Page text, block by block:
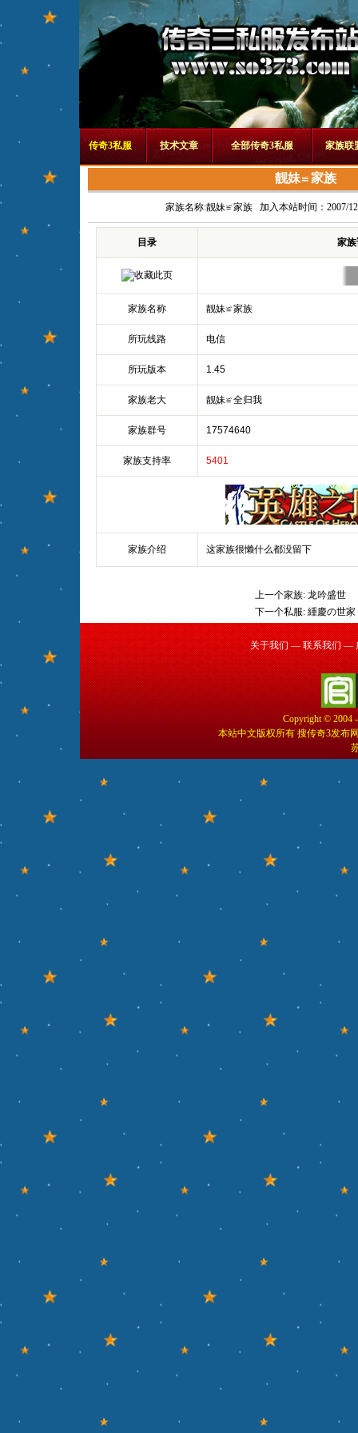
传奇3私服 技术文章 全部传奇3私服 家族联
靓妹≌家族
家族名称:靓妹≌家族加入本站时间：2007/
目录 家
家族名称 靓妹≌家族
所玩线路 电信
所玩版本 1.45
家族老大 靓妹≌全归我
家族群号 17574640
家族支持率 5401
家族介绍 这家族很懒什么都没留下
上一个家族: 龙吟盛世
下一个私服: 緟慶の世家
关于我们 — 联系我们 —
Copyright © 2004
本站中文版权所有 搜传奇3发布